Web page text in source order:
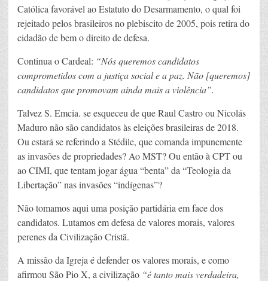
Católica favorável ao Estatuto do Desarmamento, o qual foi
rejeitado pelos brasileiros no plebiscito de 2005, pois retira do
cidadão de bem o direito de defesa.
Continua o Cardeal: “Nós queremos candidatos
comprometidos com a justiça social e a paz. Não [queremos]
candidatos que promovam ainda mais a violência”.
Talvez S. Emcia. se esqueceu de que Raul Castro ou Nicolás
Maduro não são candidatos às eleições brasileiras de 2018.
Ou estará se referindo a Stédile, que comanda impunemente
as invasões de propriedades? Ao MST? Ou então à CPT ou
ao CIMI, que tentam jogar água “benta” da “Teologia da
Libertação” nas invasões “indígenas”?
Não tomamos aqui uma posição partidária em face dos
candidatos. Lutamos em defesa de valores morais, valores
perenes da Civilização Cristã.
A missão da Igreja é defender os valores morais, e como
afirmou São Pio X, a civilização “é tanto mais verdadeira,